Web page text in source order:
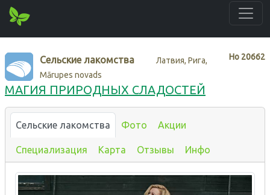
Нo 20662
Сельские лакомства
Латвия, Рига,
Mārupes novads
МАГИЯ ПРИРОДНЫХ СЛАДОСТЕЙ
Сельские лакомства Фото Акции
Специализация Карта Отзывы Инфо